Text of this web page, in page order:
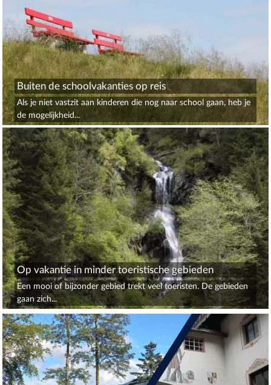
Buiten de schoolvakanties op reis
Als je niet vastzit aan kinderen die nog naar school gaan, heb je
de mogelijkheid...
Op vakantie in minder toeristische gebieden
Een mooi of bijzonder gebied trekt veel toeristen. De gebieden
gaan zich...